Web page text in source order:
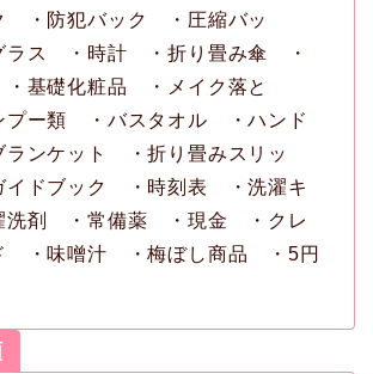
・防犯バック ・圧縮バッ
ラス ・時計 ・折り畳み傘 ・
基礎化粧品 ・メイク落と
プー類 ・バスタオル ・ハンド
ンケット ・折り畳みスリッ
ドブック ・時刻表 ・洗濯キ
洗剤 ・常備薬 ・現金 ・クレ
・味噌汁 ・梅ぼし商品 ・5円